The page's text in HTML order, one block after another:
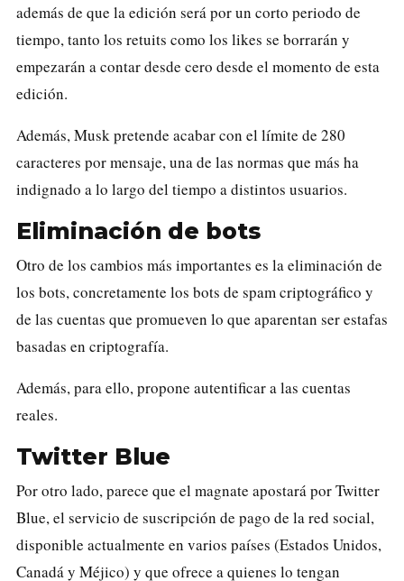
además de que la edición será por un corto periodo de
tiempo, tanto los retuits como los likes se borrarán y
empezarán a contar desde cero desde el momento de esta
edición.
Además, Musk pretende acabar con el límite de 280
caracteres por mensaje, una de las normas que más ha
indignado a lo largo del tiempo a distintos usuarios.
Eliminación de bots
Otro de los cambios más importantes es la eliminación de
los bots, concretamente los bots de spam criptográfico y
de las cuentas que promueven lo que aparentan ser estafas
basadas en criptografía.
Además, para ello, propone autentificar a las cuentas
reales.
Twitter Blue
Por otro lado, parece que el magnate apostará por Twitter
Blue, el servicio de suscripción de pago de la red social,
disponible actualmente en varios países (Estados Unidos,
Canadá y Méjico) y que ofrece a quienes lo tengan